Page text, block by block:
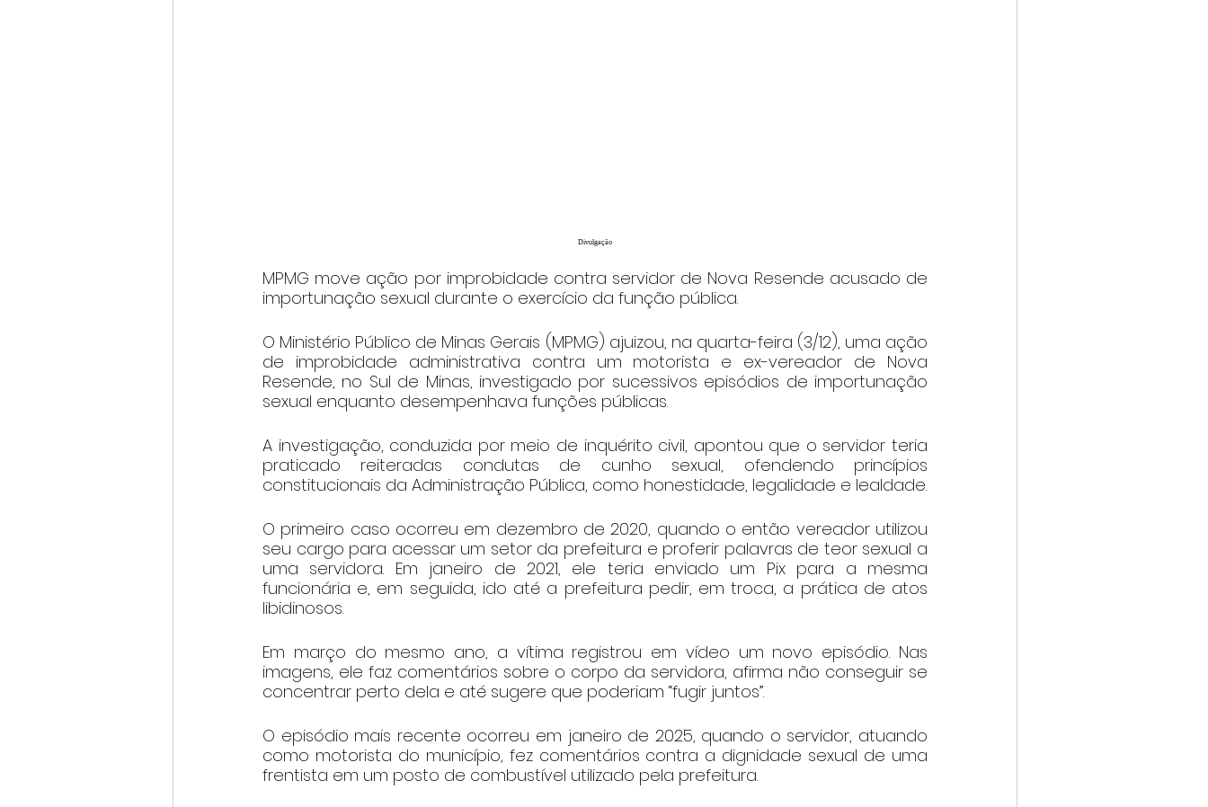
Divulgação
MPMG move ação por improbidade contra servidor de Nova Resende acusado de
importunação sexual durante o exercício da função pública.
O Ministério Público de Minas Gerais (MPMG) ajuizou, na quarta-feira (3/12), uma ação
de improbidade administrativa contra um motorista e ex-vereador de Nova
Resende, no Sul de Minas, investigado por sucessivos episódios de importunação
sexual enquanto desempenhava funções públicas.
A investigação, conduzida por meio de inquérito civil, apontou que o servidor teria
praticado reiteradas condutas de cunho sexual, ofendendo princípios
constitucionais da Administração Pública, como honestidade, legalidade e lealdade.
O primeiro caso ocorreu em dezembro de 2020, quando o então vereador utilizou
seu cargo para acessar um setor da prefeitura e proferir palavras de teor sexual a
uma servidora. Em janeiro de 2021, ele teria enviado um Pix para a mesma
funcionária e, em seguida, ido até a prefeitura pedir, em troca, a prática de atos
libidinosos.
Em março do mesmo ano, a vítima registrou em vídeo um novo episódio. Nas
imagens, ele faz comentários sobre o corpo da servidora, afirma não conseguir se
concentrar perto dela e até sugere que poderiam “fugir juntos”.
O episódio mais recente ocorreu em janeiro de 2025, quando o servidor, atuando
como motorista do município, fez comentários contra a dignidade sexual de uma
frentista em um posto de combustível utilizado pela prefeitura.